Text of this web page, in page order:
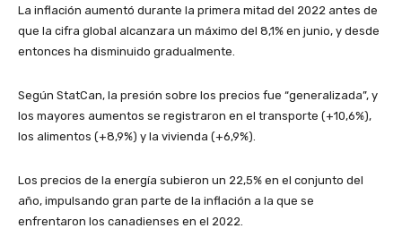
La inflación aumentó durante la primera mitad del 2022 antes de
que la cifra global alcanzara un máximo del 8,1% en junio, y desde
entonces ha disminuido gradualmente.
Según StatCan, la presión sobre los precios fue “generalizada”, y
los mayores aumentos se registraron en el transporte (+10,6%),
los alimentos (+8,9%) y la vivienda (+6,9%).
Los precios de la energía subieron un 22,5% en el conjunto del
año, impulsando gran parte de la inflación a la que se
enfrentaron los canadienses en el 2022.